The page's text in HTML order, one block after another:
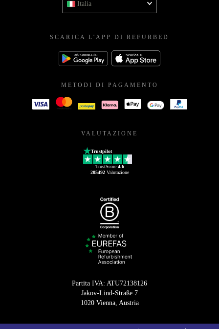
Italia
SCARICA L'APP DI REFURBED
METODI DI PAGAMENTO
VALUTAZIONE
Trustpilot
TrustScore 4.6
205492Valutazione
Partita IVA: ATU72138126
Jakov-Lind-Straße 7
1020 Vienna, Austria